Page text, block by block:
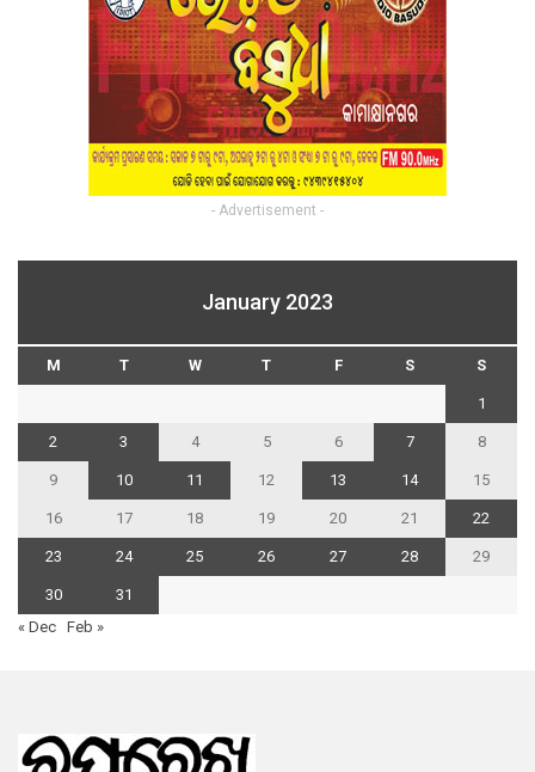
- Advertisement -
January 2023
M T W T F S S
1
2 3 4 5 6 7 8
9 10 11 12 13 14 15
16 17 18 19 20 21 22
23 24 25 26 27 28 29
30
31
« Dec Feb »